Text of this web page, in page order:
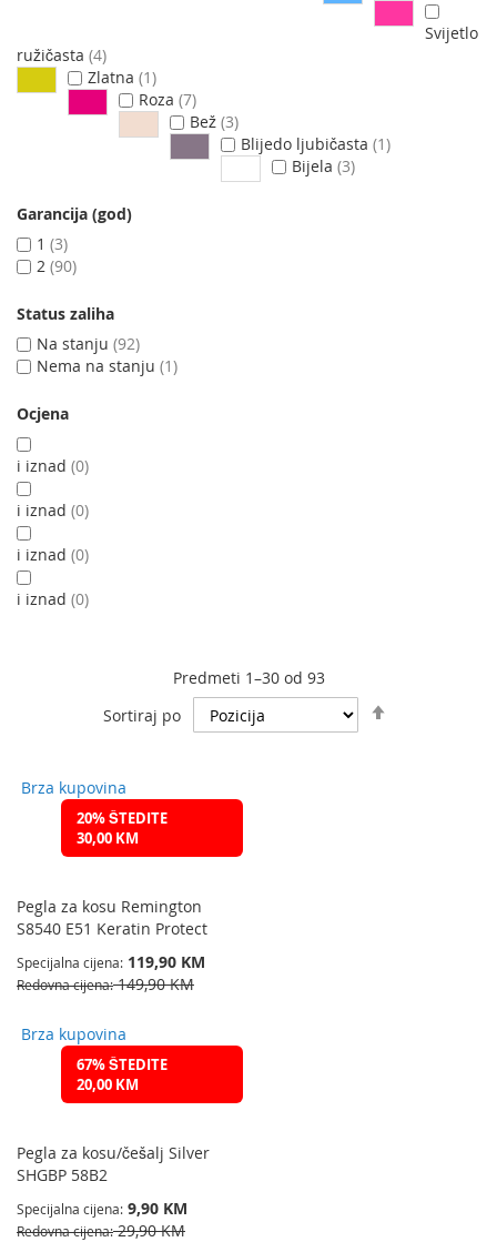
Predmeti 1–30od 93
Sortiraj po
Brza kupovina
20% ŠTEDITE
30,00 KM
Pegla za kosu Remington
S8540 E51 Keratin Protect
Specijalna cijena 119,90 KM
Redovna cijena 149,90 KM
Brza kupovina
67% ŠTEDITE
20,00 KM
Pegla za kosu/češalj Silver
SHGBP 58B2
Specijalna cijena 9,90 KM
Redovna cijena 29,90 KM
Svijetlo
ružičasta 4
Zlatna 1
Roza 7
Bež 3
Blijedo ljubičasta 1
Bijela 3
Garancija (god)
1 3
2 90
Status zaliha
Na stanju 92
Nema na stanju 1
Ocjena
i iznad 0
i iznad 0
i iznad 0
i iznad 0